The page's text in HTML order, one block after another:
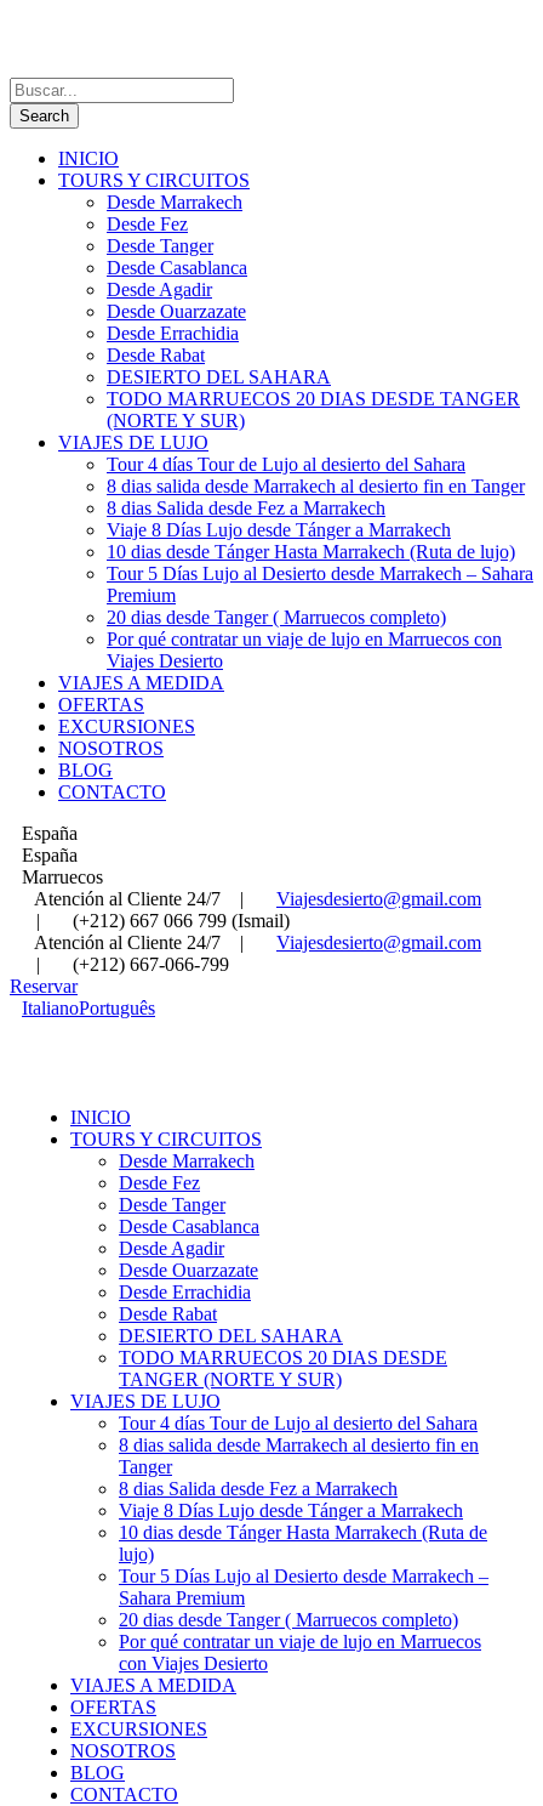
INICIO
TOURS Y CIRCUITOS
Desde Marrakech
Desde Fez
Desde Tanger
Desde Casablanca
Desde Agadir
Desde Ouarzazate
Desde Errachidia
Desde Rabat
DESIERTO DEL SAHARA
TODO MARRUECOS 20 DIAS DESDE TANGER
(NORTE Y SUR)
VIAJES DE LUJO
Tour 4 días Tour de Lujo al desierto del Sahara
8 dias salida desde Marrakech al desierto fin en Tanger
8 dias Salida desde Fez a Marrakech
Viaje 8 Días Lujo desde Tánger a Marrakech
10 dias desde Tánger Hasta Marrakech (Ruta de lujo)
Tour 5 Días Lujo al Desierto desde Marrakech – Sahara
Premium
20 dias desde Tanger ( Marruecos completo)
Por qué contratar un viaje de lujo en Marruecos con
Viajes Desierto
VIAJES A MEDIDA
OFERTAS
EXCURSIONES
NOSOTROS
BLOG
CONTACTO
España
España
Marruecos
Atención al Cliente 24/7
|
Viajesdesierto@gmail.com
|
(+212) 667 066 799 (Ismail)
Atención al Cliente 24/7
|
Viajesdesierto@gmail.com
|
(+212) 667-066-799
Reservar
ItalianoPortuguês
INICIO
TOURS Y CIRCUITOS
Desde Marrakech
Desde Fez
Desde Tanger
Desde Casablanca
Desde Agadir
Desde Ouarzazate
Desde Errachidia
Desde Rabat
DESIERTO DEL SAHARA
TODO MARRUECOS 20 DIAS DESDE
TANGER (NORTE Y SUR)
VIAJES DE LUJO
Tour 4 días Tour de Lujo al desierto del Sahara
8 dias salida desde Marrakech al desierto fin en
Tanger
8 dias Salida desde Fez a Marrakech
Viaje 8 Días Lujo desde Tánger a Marrakech
10 dias desde Tánger Hasta Marrakech (Ruta de
lujo)
Tour 5 Días Lujo al Desierto desde Marrakech –
Sahara Premium
20 dias desde Tanger ( Marruecos completo)
Por qué contratar un viaje de lujo en Marruecos
con Viajes Desierto
VIAJES A MEDIDA
OFERTAS
EXCURSIONES
NOSOTROS
BLOG
CONTACTO